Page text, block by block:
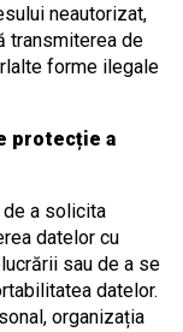
neautorizat,
transmiterea de
forme ilegale
protecție a
a solicita
datelor cu
sau de a se
datelor.
organizația